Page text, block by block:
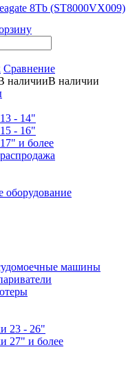
8Tb (ST8000VX009)
Сравнение
В наличии
- 14"
- 16"
и более
оборудование
машины
23 - 26"
27" и более